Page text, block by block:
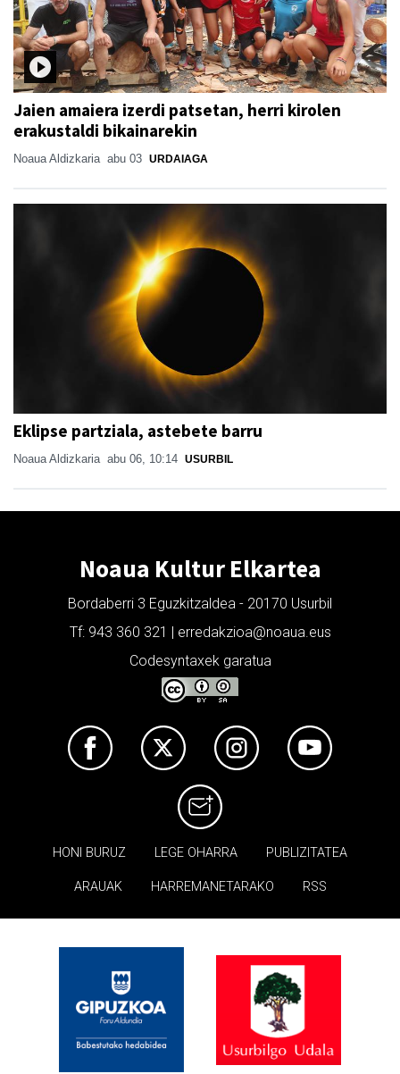
Jaien amaiera izerdi patsetan, herri kirolen
erakustaldi bikainarekin
Noaua Aldizkaria abu 03 URDAIAGA
Eklipse partziala, astebete barru
Noaua Aldizkaria abu 06, 10:14 USURBIL
Noaua Kultur Elkartea
Bordaberri 3 Eguzkitzaldea - 20170 Usurbil
Tf: 943 360 321 | erredakzioa@noaua.eus
Codesyntaxek garatua
HONI BURUZ LEGE OHARRA PUBLIZITATEA
ARAUAK HARREMANETARAKO RSS